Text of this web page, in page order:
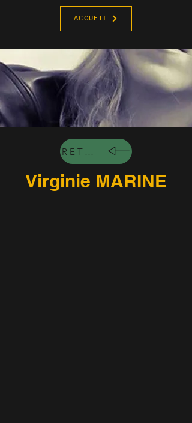
ACCUEIL
RETOUR
Virginie MARINE